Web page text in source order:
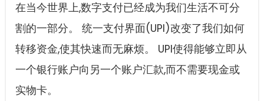
在当今世界上,数字支付已经成为我们生活不可分
割的一部分。 统一支付界面(UPI)改变了我们如何
转移资金,使其快速而无麻烦。 UPI使得能够立即从
一个银行账户向另一个账户汇款,而不需要现金或
实物卡。